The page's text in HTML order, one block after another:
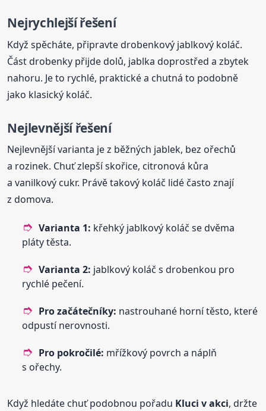
Nejrychlejší řešení
Když spěcháte, připravte drobenkový jablkový koláč.
Část drobenky přijde dolů, jablka doprostřed a zbytek
nahoru. Je to rychlé, praktické a chutná to podobně
jako klasický koláč.
Nejlevnější řešení
Nejlevnější varianta je z běžných jablek, bez ořechů
a rozinek. Chuť zlepší skořice, citronová kůra
a vanilkový cukr. Právě takový koláč lidé často znají
z domova.
Varianta 1: křehký jablkový koláč se dvěma
pláty těsta.
Varianta 2: jablkový koláč s drobenkou pro
rychlé pečení.
Pro začátečníky: nastrouhané horní těsto, které
odpustí nerovnosti.
Pro pokročilé: mřížkový povrch a náplň
s ořechy.
Když hledáte chuť podobnou pořadu Kluci v akci, držte